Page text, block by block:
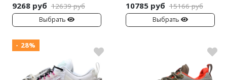
9268 руб 12639 руб
Выбрать
10785 руб 15166 руб
Выбрать
- 28%